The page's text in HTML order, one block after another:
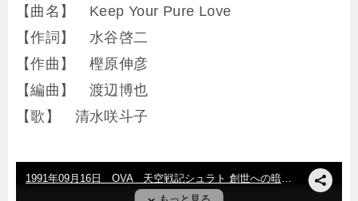
【曲名】 Keep Your Pure Love
【作詞】 水谷啓二
【作曲】 樫原伸彦
【編曲】 渡辺博也
【歌】 清水咲斗子